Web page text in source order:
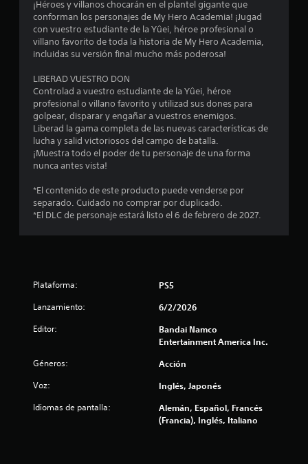
c
o
s
t
l
u
t
o
¡Héroes y villanos chocarán en el plantel gigante que
conforman los personajes de My Hero Academia! ¡Jugad
con vuestro estudiante de la Yûei, héroe profesional o
villano favorito de toda la historia de My Hero Academia,
incluidas su versión final mucho más poderosa!
LIBERAD VUESTRO DON
Controlad a vuestro estudiante de la Yûei, héroe
profesional o villano favorito y utilizad sus dones para
golpear, disparar y engañar a vuestros enemigos.
Liberad la gama completa de las nuevas características de
lucha y salid victoriosos del campo de batalla.
¡Muestra todo el poder de tu personaje de una forma
nunca antes vista!
*El contenido de este producto puede venderse por
separado. Cuidado no comprar por duplicado.
*El DLC de personaje estará listo el 6 de febrero de 2027.
Plataforma: PS5
Lanzamiento: 6/2/2026
Editor:
Bandai Namco
Entertainment America Inc.
Géneros: Acción
Voz: Inglés, Japonés
Idiomas de pantalla:
Alemán, Español, Francés
(Francia), Inglés, Italiano